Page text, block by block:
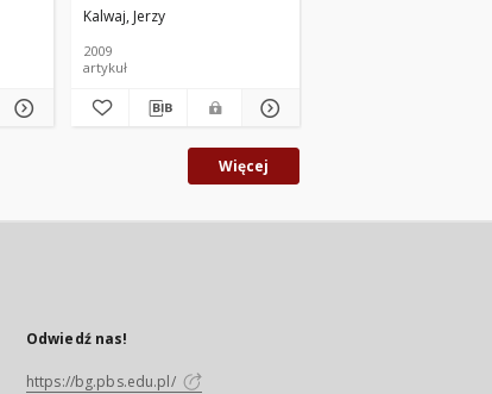
Kalwaj, Jerzy
2009
artykuł
Więcej
Odwiedź nas!
https://bg.pbs.edu.pl/